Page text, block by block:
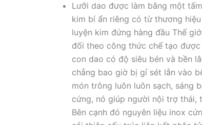
Lưỡi dao được làm bằng một
kim bí ẩn riêng có từ thương
luyện kim đứng hàng đầu Thế
đối theo công thức chế tạo
con dao có độ siêu bén và bền
chẳng bao giờ bị gỉ sét lẫn vào
món trông luôn luôn sạch, sáng
cứng, nó giúp người nội trợ thái,
Bên cạnh đó nguyên liệu inox